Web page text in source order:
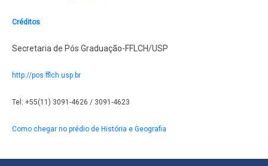
Créditos
Secretaria de Pós Graduação-FFLCH/USP
http://pos.fflch.usp.br
Tel: +55(11) 3091-4626 / 3091-4623
Como chegar no prédio de História e Geografia